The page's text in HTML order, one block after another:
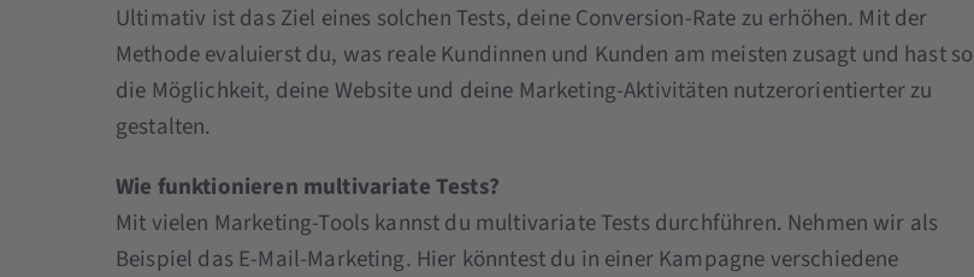
Ultimativ ist das Ziel eines solchen Tests, deine Conversion-Rate zu erhöhen. Mit der
Methode evaluierst du, was reale Kundinnen und Kunden am meisten zusagt und hast so
die Möglichkeit, deine Website und deine Marketing-Aktivitäten nutzerorientierter zu
gestalten.
Wie funktionieren multivariate Tests?
Mit vielen Marketing-Tools kannst du multivariate Tests durchführen. Nehmen wir als
Beispiel das E-Mail-Marketing. Hier könntest du in einer Kampagne verschiedene